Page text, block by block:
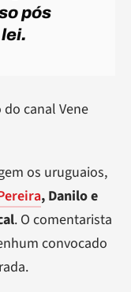
pós
canal Vene
os uruguaios,
, Danilo e
. O comentarista
convocado